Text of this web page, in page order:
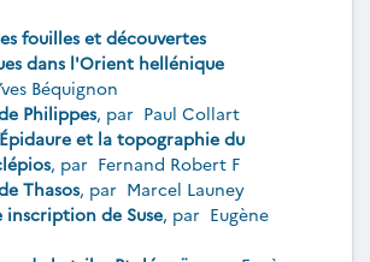
fouilles et découvertes
dans l'Orient hellénique
Béquignon
Philippes, par Paul Collart
et la topographie du
, par Fernand Robert F
Thasos, par Marcel Launey
inscription de Suse, par Eugène